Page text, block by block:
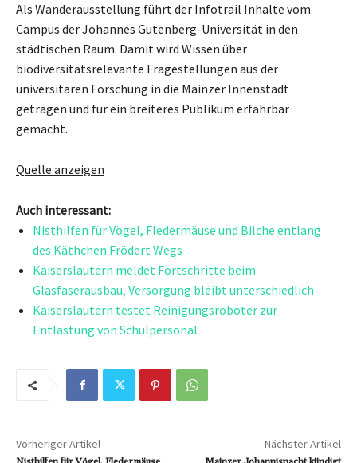
Als Wanderausstellung führt der Infotrail Inhalte vom
Campus der Johannes Gutenberg-Universität in den
städtischen Raum. Damit wird Wissen über
biodiversitätsrelevante Fragestellungen aus der
universitären Forschung in die Mainzer Innenstadt
getragen und für ein breiteres Publikum erfahrbar
gemacht.
Quelle anzeigen
Auch interessant:
Nisthilfen für Vögel, Fledermäuse und Bilche entlang
des Käthchen Frödert Wegs
Kaiserslautern meldet Fortschritte beim
Glasfaserausbau, Versorgung bleibt unterschiedlich
Kaiserslautern testet Reinigungsroboter zur
Entlastung von Schulpersonal
Vorheriger Artikel Nächster Artikel